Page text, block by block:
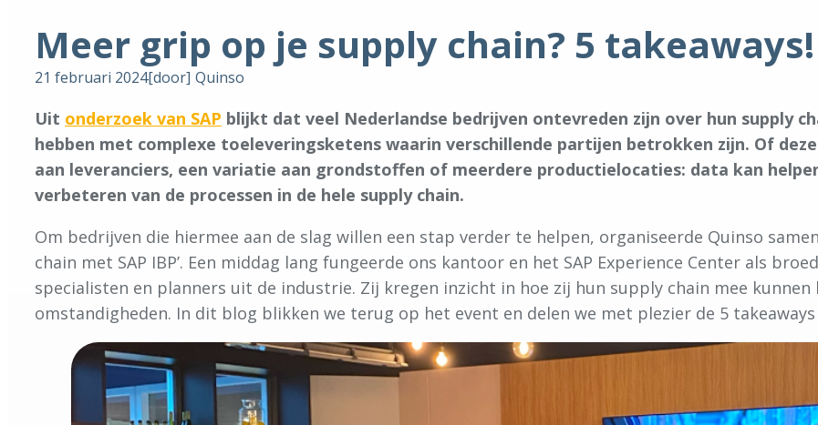
Meer grip op je supply chain? 5 takeaways!
21 februari 2024[door] Quinso
Uit onderzoek van SAP blijkt dat veel Nederlandse bedrijven ontevreden zijn over hun supply
hebben met complexe toeleveringsketens waarin verschillende partijen betrokken zijn. Of
aan leveranciers, een variatie aan grondstoffen of meerdere productielocaties: data kan
verbeteren van de processen in de hele supply chain.
Om bedrijven die hiermee aan de slag willen een stap verder te helpen, organiseerde Quinso
chain met SAP IBP’. Een middag lang fungeerde ons kantoor en het SAP Experience Center als
specialisten en planners uit de industrie. Zij kregen inzicht in hoe zij hun supply chain mee
omstandigheden. In dit blog blikken we terug op het event en delen we met plezier de 5